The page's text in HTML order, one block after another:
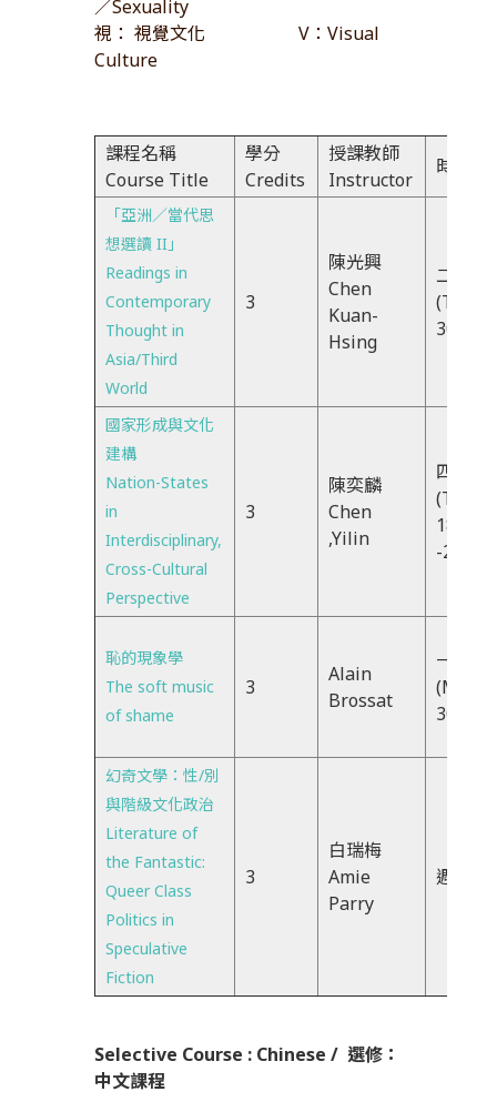
／Sexuality
視： 視覺文化 V：Visual
Culture
課程名稱
Course Title
學分
Credits
授課教師
Instructor
時間
「亞洲／當代思
想選讀 II」
Readings in
Contemporary
Thought in
Asia/Third
World
3
陳光興
Chen
Kuan-
Hsing
二EFG
(Tue)
30-16
國家形成與文化
建構
Nation-States
in
Interdisciplinary,
Cross-Cultural
Perspective
3
陳奕麟
Chen
,Yilin
四IJK
(THU)
18:30
-21:20
恥的現象學
The soft music
of shame
3
Alain
Brossat
一EFG
30-16
幻奇文學：性/別
與階級文化政治
Literature of
the Fantastic:
Queer Class
Politics in
Speculative
Fiction
3
白瑞梅
Amie
Parry
週二
Selective Course : Chinese / 選修：
中文課程